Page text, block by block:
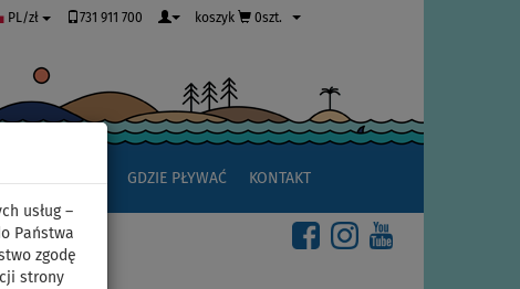
usług –
Państwa
zgodę
strony
PL/zł 731 911 700 koszyk 0szt.
GDZIE PŁYWAĆ KONTAKT